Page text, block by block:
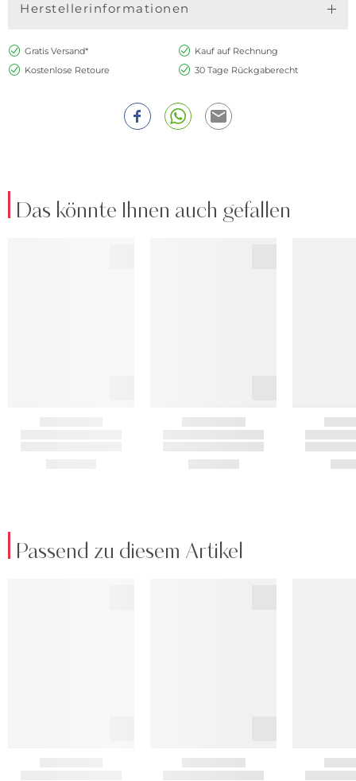
Herstellerinformationen
Gratis Versand*
Kauf auf Rechnung
Kostenlose Retoure
30 Tage Rückgaberecht
Das könnte Ihnen auch gefallen
Passend zu diesem Artikel